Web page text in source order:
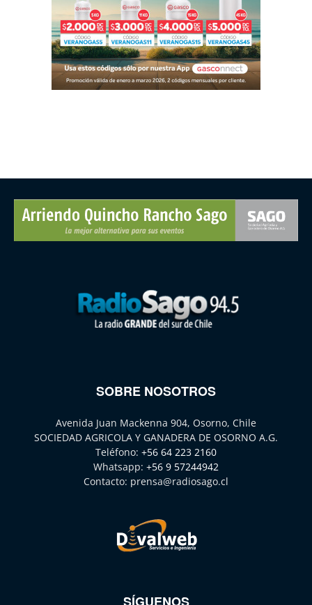
SOBRE NOSOTROS
Avenida Juan Mackenna 904, Osorno, Chile
SOCIEDAD AGRICOLA Y GANADERA DE OSORNO A.G.
Teléfono: +56 64 223 2160
Whatsapp: +56 9 57244942
Contacto: prensa@radiosago.cl
SÍGUENOS